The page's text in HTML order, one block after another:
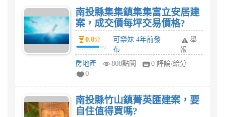
南投縣集集鎮集集富立安居建
案，成交價每坪交易價格?
0.0分
可樂妹 4年前發
布
舉
報
房地產
808點閱
0 評論/給分
0
南投縣竹山鎮菁英匯建案，要
自住值得買嗎?